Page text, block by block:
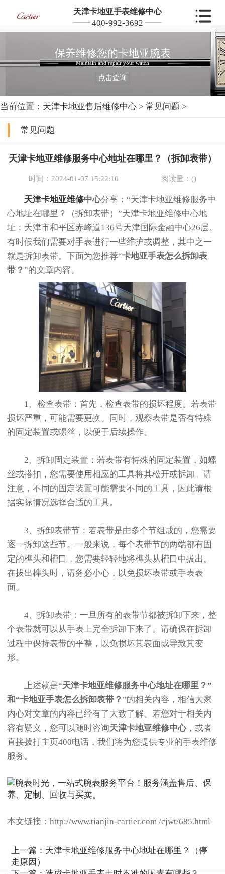
天津卡地亚手表维修中心
400-992-3692
保养维修您的卡地亚腕表
Maintain and repair your watch
点击查询
当前位置： 天津卡地亚售后维修中心 > 常见问题 >
常见问题
天津卡地亚维修服务中心地址在哪里？（拆卸表带）
时间：2024-01-07 15:22:10 阅读量：()
天津卡地亚维修中心分享：“天津卡地亚维修服务中
心地址在哪里？（拆卸表带）”天津卡地亚维修中心地
址：天津市和平区赤峰道136号天津国际金融中心26层。
有时候我们需要对手表进行一些维护或调整，其中之一
就是拆卸表带。下面为您推荐“卡地亚手表怎么拆卸表
带？ ”的文章内容。
1、检查表带：首先，检查表带的损坏程度。若表带
损坏严重，可能需要更换。同时，观察表带是否有特殊
的固定装置或螺丝，以便于后续操作。
2、拆卸固定装置：若表带有特殊的固定装置，如螺
丝或搭扣，您需要使用相应的工具将其松开或拆卸。请
注意，不同的固定装置可能需要不同的工具，因此请根
据实际情况选择合适的工具。
3、拆卸表带节：若表带是由多个节组成的，您需要
逐一拆卸这些节。一般来说，每个表带节的两端都有固
定的榫头和槽口，您需要轻轻地将榫头从槽口中拔出。
在拔出榫头时，请务必小心，以免损坏表带或手表表
面。
4、拆卸表带：一旦所有的表带节都被拆卸下来，整
个表带就可以从手表上完全拆卸下来了。请确保在拆卸
过程中保持表带的平整，以免损坏其表面或导致其变
形。
上述就是“天津卡地亚维修服务中心地址在哪里？”
和“卡地亚手表怎么拆卸表带？ ”的相关内容，相信大家
内心对文章的内容已经有了大致了解。若您对于相关内
容有疑义，您可以随时咨询天津卡地亚维修中心，或者
直接拨打主页400电话，我们将为您提供专业的手表维修
服务。
本文链接：http://www.tianjin-cartier.com /cjwt/685.html
上一篇： 天津卡地亚维修服务中心地址在哪里？（停
走原因）